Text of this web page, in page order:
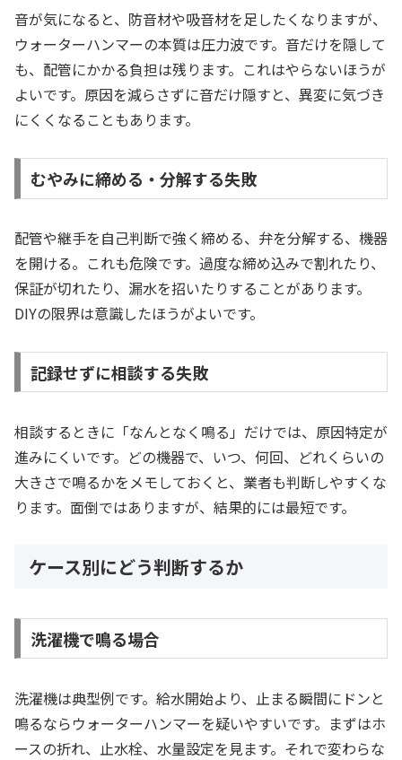
音が気になると、防音材や吸音材を足したくなりますが、
ウォーターハンマーの本質は圧力波です。音だけを隠して
も、配管にかかる負担は残ります。これはやらないほうが
よいです。原因を減らさずに音だけ隠すと、異変に気づき
にくくなることもあります。
むやみに締める・分解する失敗
配管や継手を自己判断で強く締める、弁を分解する、機器
を開ける。これも危険です。過度な締め込みで割れたり、
保証が切れたり、漏水を招いたりすることがあります。
DIYの限界は意識したほうがよいです。
記録せずに相談する失敗
相談するときに「なんとなく鳴る」だけでは、原因特定が
進みにくいです。どの機器で、いつ、何回、どれくらいの
大きさで鳴るかをメモしておくと、業者も判断しやすくな
ります。面倒ではありますが、結果的には最短です。
ケース別にどう判断するか
洗濯機で鳴る場合
洗濯機は典型例です。給水開始より、止まる瞬間にドンと
鳴るならウォーターハンマーを疑いやすいです。まずはホ
ースの折れ、止水栓、水量設定を見ます。それで変わらな